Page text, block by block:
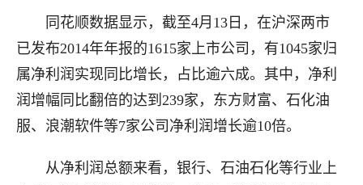
同花顺数据显示，截至4月13日，在沪深两市
已发布2014年年报的1615家上市公司，有1045家归
属净利润实现同比增长，占比逾六成。其中，净利
润增幅同比翻倍的达到239家，东方财富、石化油
服、浪潮软件等7家公司净利润增长逾10倍。
从净利润总额来看，银行、石油石化等行业上